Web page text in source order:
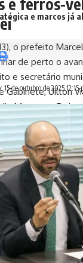
e marcos já
o prefeito
de perto o
e secretário
Gabinete, Uilton
Mataruna,
a transformação da
é o coração
população”,
e ferros-
de outubro de 2025 12:15